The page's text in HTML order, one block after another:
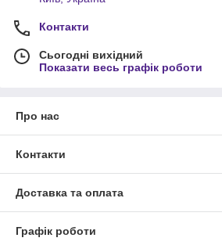
Контакти
Сьогодні вихідний
Показати весь графік роботи
Про нас
Контакти
Доставка та оплата
Графік роботи